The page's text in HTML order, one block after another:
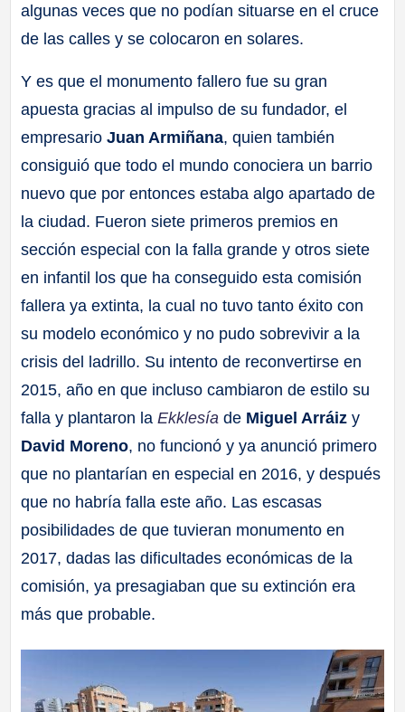
algunas veces que no podían situarse en el cruce
de las calles y se colocaron en solares.
Y es que el monumento fallero fue su gran
apuesta gracias al impulso de su fundador, el
empresarioJuan Armiñana, quien también
consiguió que todo el mundo conociera un barrio
nuevo que por entonces estaba algo apartado de
la ciudad. Fueron siete primeros premios en
sección especial con la falla grande y otros siete
en infantil los que ha conseguido esta comisión
fallera ya extinta, la cual no tuvo tanto éxito con
su modelo económico y no pudo sobrevivir a la
crisis del ladrillo. Su intento de reconvertirse en
2015, año en que incluso cambiaron de estilo su
falla y plantaron laEkklesía de Miguel Arráiz y
David Moreno, no funcionó y ya anunció primero
que no plantarían en especial en 2016, y después
que no habría falla este año. Las escasas
posibilidades de que tuvieran monumento en
2017, dadas las dificultades económicas de la
comisión, ya presagiaban que su extinción era
más que probable.